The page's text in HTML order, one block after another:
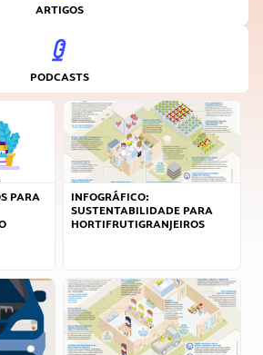
ARTIGOS
PODCASTS
PARA
INFOGRÁFICO:
SUSTENTABILIDADE PARA
HORTIFRUTIGRANJEIROS